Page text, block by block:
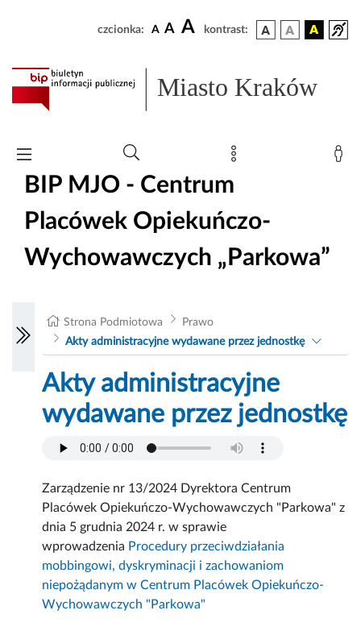
czcionka: A A A kontrast:
Miasto Kraków
BIP MJO - Centrum
Placówek Opiekuńczo-
Wychowawczych „Parkowa”
Strona Podmiotowa
Prawo
Akty administracyjne wydawane przez jednostkę
Akty administracyjne
wydawane przez jednostkę
Zarządzenie nr 13/2024 Dyrektora Centrum
Placówek Opiekuńczo-Wychowawczych "Parkowa" z
dnia 5 grudnia 2024 r. w sprawie
wprowadzenia Procedury przeciwdziałania
mobbingowi, dyskryminacji i zachowaniom
niepożądanym w Centrum Placówek Opiekuńczo-
Wychowawczych "Parkowa"